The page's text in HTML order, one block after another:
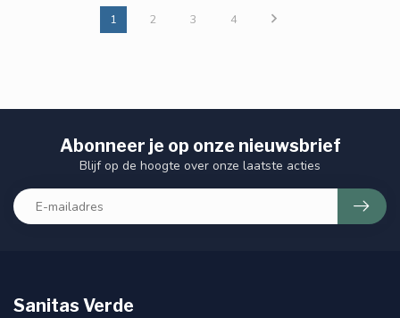
1 2 3 4
Abonneer je op onze nieuwsbrief
Blijf op de hoogte over onze laatste acties
Sanitas Verde